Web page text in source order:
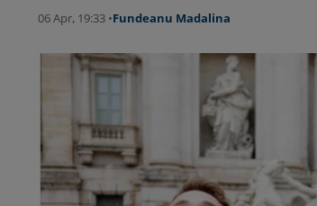
06 Apr, 19:33 •Fundeanu Madalina